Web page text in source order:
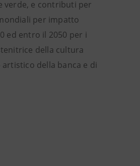
verde, e contributi per
per impatto
ed entro il 2050 per i
della cultura
della banca e di